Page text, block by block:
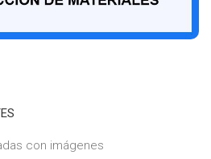
con imágenes